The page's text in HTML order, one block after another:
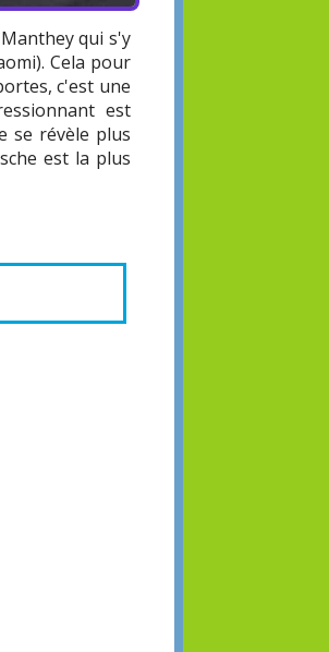
qui s'y
Cela pour
c'est une
est
se révèle plus
est la plus